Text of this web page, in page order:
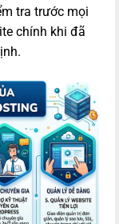
tra trước mọi
chính khi đã